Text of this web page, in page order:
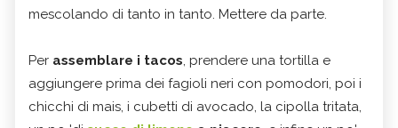
mescolando di tanto in tanto. Mettere da parte.
Per assemblare i tacos, prendere una tortilla e
aggiungere prima dei fagioli neri con pomodori, poi i
chicchi di mais, i cubetti di avocado, la cipolla tritata,